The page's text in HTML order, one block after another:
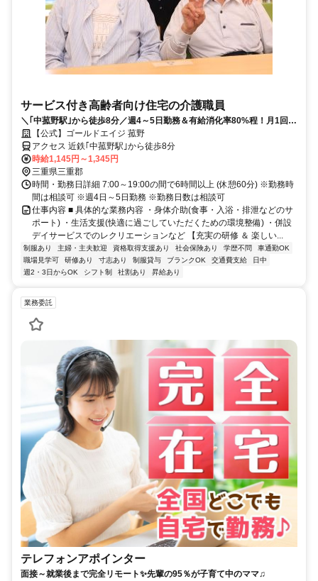
サービス付き高齢者向け住宅の介護職員
＼｢中菰野駅｣から徒歩8分／週4～5日勤務＆有給消化率80%程！月1回の
勉強会でスキルUP!!
【公式】ゴールドエイジ 菰野
アクセス 近鉄｢中菰野駅｣から徒歩8分
時給1,145円～1,345円
三重県三重郡
時間・勤務日詳細 7:00～19:00の間で6時間以上 (休憩60分) ※勤務時
間は相談可 ※週4日～5日勤務 ※勤務日数は相談可
仕事内容 ■ 具体的な業務内容 ・身体介助(食事・入浴・排泄などのサ
ポート) ・生活支援(快適に過ごしていただくための環境整備) ・併設
デイサービスでのレクリエーションなど 【充実の研修 ＆ 楽しい...
制服あり 主婦・主夫歓迎 資格取得支援あり 社会保険あり 学歴不問
車通勤OK
職場見学可
研修あり 寸志あり 制服貸与 ブランクOK 交通費支給
日中
週2・3日からOK
シフト制 社割あり 昇給あり
業務委託
テレフォンアポインター
面接～就業後まで完全リモート✨先輩の95％が子育て中のママ♫